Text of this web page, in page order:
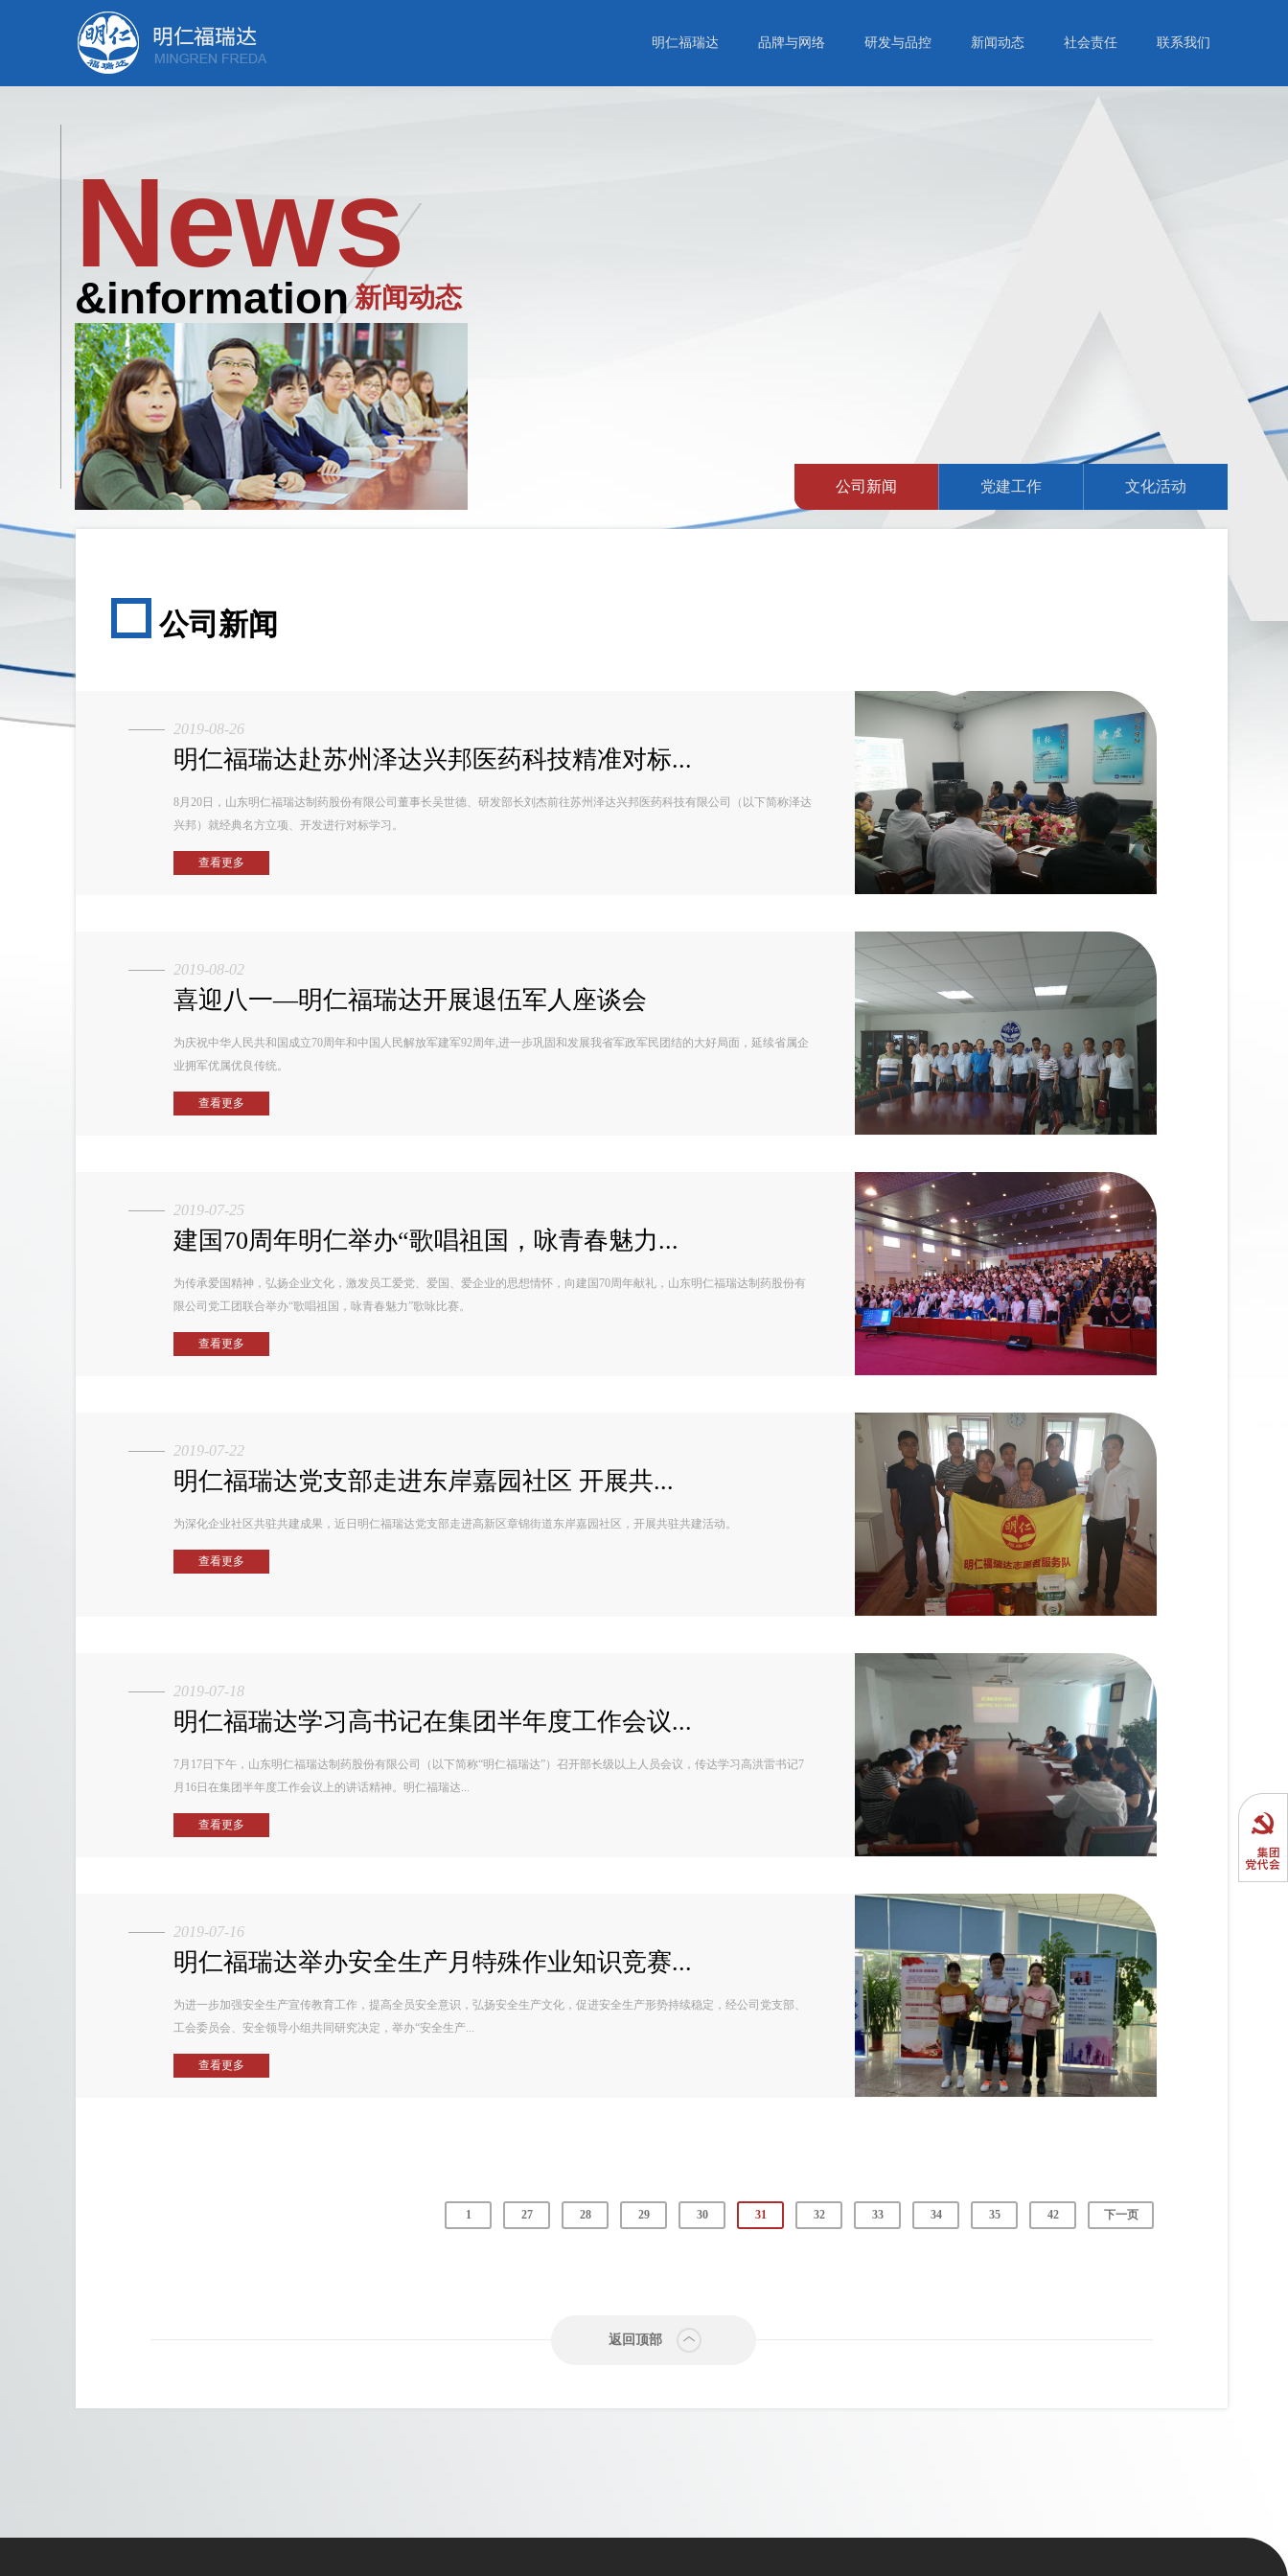
明仁福瑞达 品牌与网络 研发与品控 新闻动态 社会责任 联系我们
News
&information新闻动态
公司新闻 党建工作 文化活动
公司新闻
2019-08-26
明仁福瑞达赴苏州泽达兴邦医药科技精准对标...
8月20日，山东明仁福瑞达制药股份有限公司董事长吴世德、研发部长刘杰前往苏州泽达兴邦医药科技有限公司（以下简称泽达
兴邦）就经典名方立项、开发进行对标学习。
查看更多
2019-08-02
喜迎八一—明仁福瑞达开展退伍军人座谈会
为庆祝中华人民共和国成立70周年和中国人民解放军建军92周年,进一步巩固和发展我省军政军民团结的大好局面，延续省属企
业拥军优属优良传统。
查看更多
2019-07-25
建国70周年明仁举办“歌唱祖国，咏青春魅力...
为传承爱国精神，弘扬企业文化，激发员工爱党、爱国、爱企业的思想情怀，向建国70周年献礼，山东明仁福瑞达制药股份有
限公司党工团联合举办“歌唱祖国，咏青春魅力”歌咏比赛。
查看更多
2019-07-22
明仁福瑞达党支部走进东岸嘉园社区 开展共...
为深化企业社区共驻共建成果，近日明仁福瑞达党支部走进高新区章锦街道东岸嘉园社区，开展共驻共建活动。
查看更多
2019-07-18
明仁福瑞达学习高书记在集团半年度工作会议...
7月17日下午，山东明仁福瑞达制药股份有限公司（以下简称“明仁福瑞达”）召开部长级以上人员会议，传达学习高洪雷书记7
月16日在集团半年度工作会议上的讲话精神。明仁福瑞达...
查看更多
2019-07-16
明仁福瑞达举办安全生产月特殊作业知识竞赛...
为进一步加强安全生产宣传教育工作，提高全员安全意识，弘扬安全生产文化，促进安全生产形势持续稳定，经公司党支部、
工会委员会、安全领导小组共同研究决定，举办“安全生产...
查看更多
1 27 28 29 30 31 32 33 34 35 42 下一页
返回顶部